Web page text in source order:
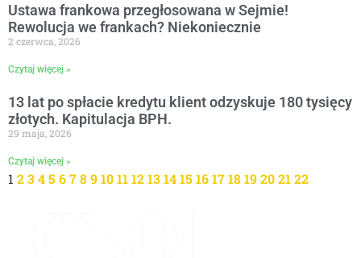
Ustawa frankowa przegłosowana w Sejmie!
Rewolucja we frankach? Niekoniecznie
2 czerwca, 2026
Czytaj więcej »
13 lat po spłacie kredytu klient odzyskuje 180 tysięcy
złotych. Kapitulacja BPH.
29 maja, 2026
Czytaj więcej »
1 2345 6789101112131415 16171819202122